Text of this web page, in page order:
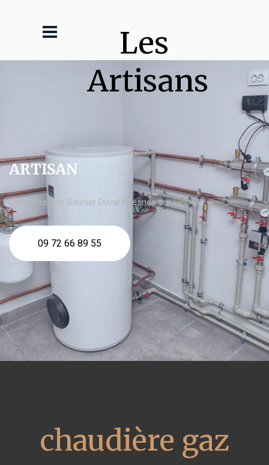
Les
Artisans
ARTISAN
chaudière gaz Saunier Duval Avesnes sur Helpe
09 72 66 89 55
chaudière gaz